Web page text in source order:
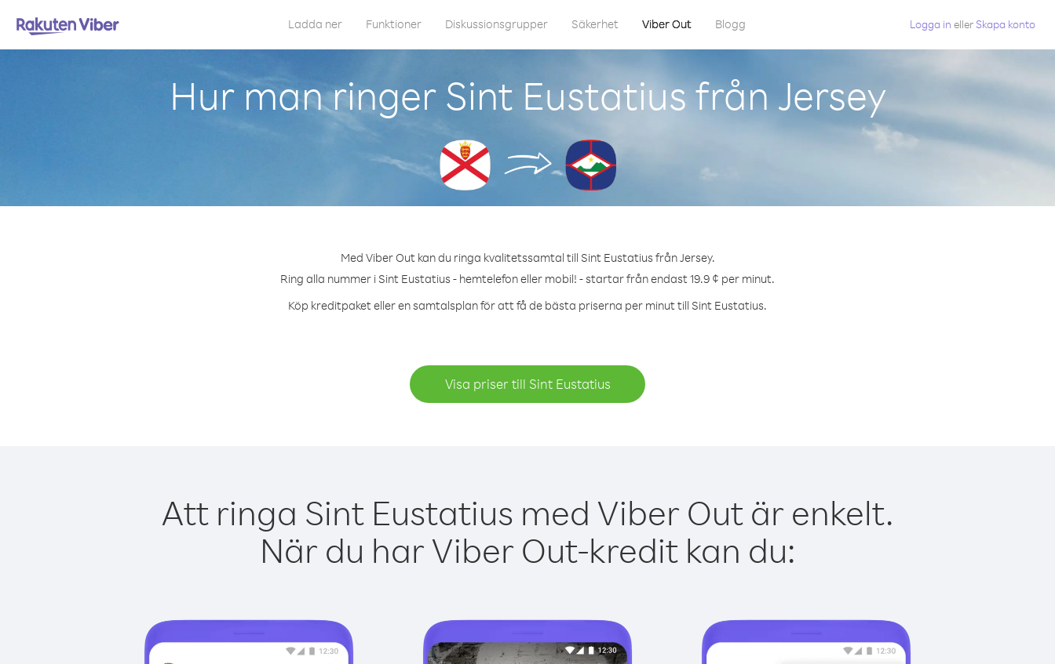
Ladda ner Funktioner Diskussionsgrupper Säkerhet Viber Out Blogg Logga in eller Skapa konto
Hur man ringer Sint Eustatius från Jersey
Med Viber Out kan du ringa kvalitetssamtal till Sint Eustatius från Jersey.
Ring alla nummer i Sint Eustatius - hemtelefon eller mobil! - startar från endast 19.9 ¢ per minut.
Köp kreditpaket eller en samtalsplan för att få de bästa priserna per minut till Sint Eustatius.
Visa priser till Sint Eustatius
Att ringa Sint Eustatius med Viber Out är enkelt.
När du har Viber Out-kredit kan du: